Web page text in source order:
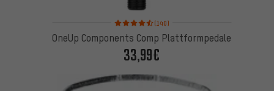
Bewertungen: 4,5 von 5 basierend auf 140
(140)
OneUp Components Comp Plattformpedale
33,99€